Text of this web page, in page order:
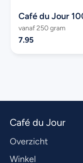
vanaf 250 gram
7.95
Café du Jour
Overzicht
Winkel